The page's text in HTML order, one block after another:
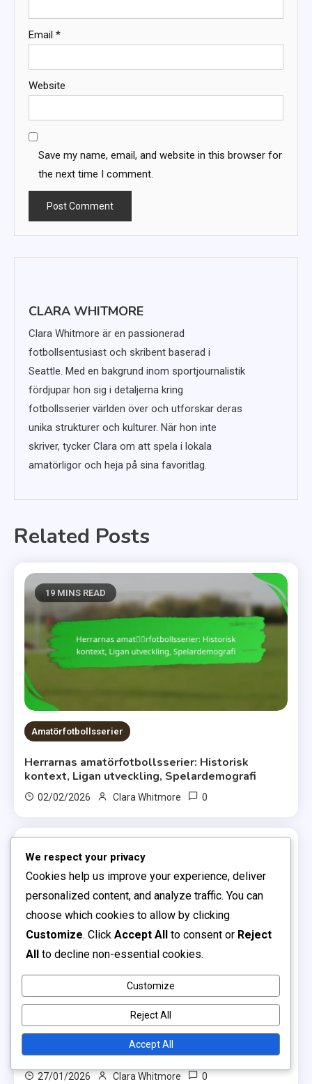
Email *
Website
Save my name, email, and website in this browser for
the next time I comment.
CLARA WHITMORE
Clara Whitmore är en passionerad
fotbollsentusiast och skribent baserad i
Seattle. Med en bakgrund inom sportjournalistik
fördjupar hon sig i detaljerna kring
fotbollsserier världen över och utforskar deras
unika strukturer och kulturer. När hon inte
skriver, tycker Clara om att spela i lokala
amatörligor och heja på sina favoritlag.
Related Posts
19 MINS READ
Amatörfotbollsserier
Herrarnas amatörfotbollsserier: Historisk
kontext, Ligan utveckling, Spelardemografi
02/02/2026 Clara Whitmore 0
19 MINS READ
Amatörfotbollsserier
Högskolans amatörfotbollsserier: Akademisk
integration, Idrottslig prestation,
Rekryteringsvägar
27/01/2026 Clara Whitmore 0
We respect your privacy
Cookies help us improve your experience, deliver
personalized content, and analyze traffic. You can
choose which cookies to allow by clicking
Customize. Click Accept All to consent or Reject
All to decline non-essential cookies.
Customize
Reject All
Accept All